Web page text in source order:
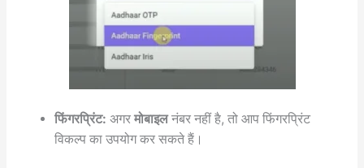
फिंगरप्रिंट: अगरमोबाइलनंबर नहीं है, तो आप फिंगरप्रिंट
विकल्प का उपयोग कर सकते हैं।